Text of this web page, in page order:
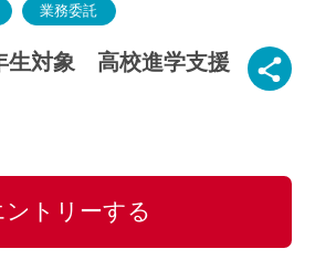
業務委託
対象 高校進学支援
ントリーする